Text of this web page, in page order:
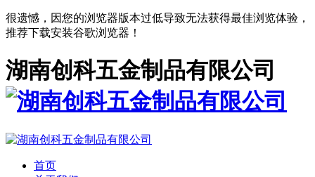
很遗憾，因您的浏览器版本过低导致无法获得最佳浏览体验，
推荐下载安装谷歌浏览器！
湖南创科五金制品有限公司
首页